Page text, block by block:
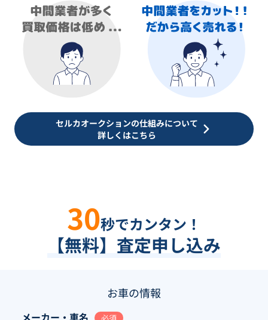
セルカオークションの仕組みについて
詳しくはこちら
30秒でカンタン！
【無料】査定申し込み
お車の情報
メーカー・車名 必須